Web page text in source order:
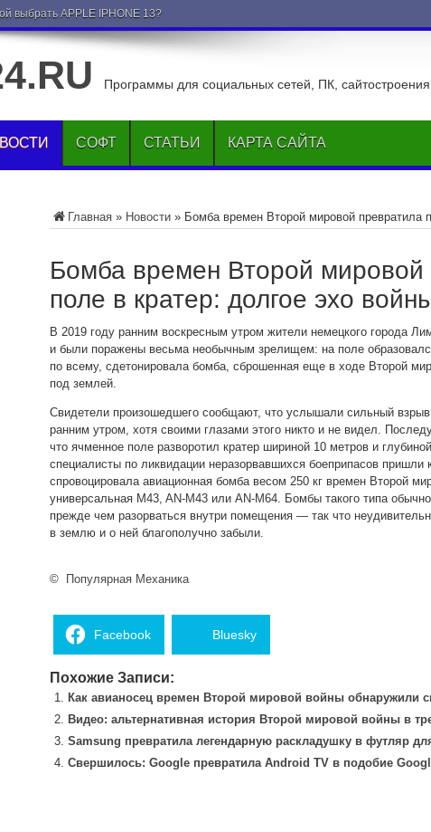
опустить друга
Программы для социальных сетей, ПК,
СОФТ СТАТЬИ КАРТА САЙТА
Главная » Новости » Бомба времен Второй мировой превратила
Бомба времен Второй мировой
поле в кратер: долгое эхо
В 2019 году ранним воскресным утром жители немецкого города
и были поражены весьма необычным зрелищем: на поле
по всему, сдетонировала бомба, сброшенная еще в ходе Второй
под землей.
Свидетели произошедшего сообщают, что услышали сильный
ранним утром, хотя своими глазами этого никто и не видел.
что ячменное поле разворотил кратер шириной 10 метров и
специалисты по ликвидации неразорвавшихся боеприпасов пришли
спровоцировала авиационная бомба весом 250 кг времен Второй
универсальная M43, AN-M43 или AN-M64. Бомбы такого типа
прежде чем разорваться внутри помещения — так что
в землю и о ней благополучно забыли.
© Популярная Механика
Facebook Bluesky
Похожие Записи:
Как авианосец времен Второй мировой войны обнаружили
Видео: альтернативная история Второй мировой войны в
Samsung превратила легендарную раскладушку в футляр
Свершилось: Google превратила Android TV в подобие